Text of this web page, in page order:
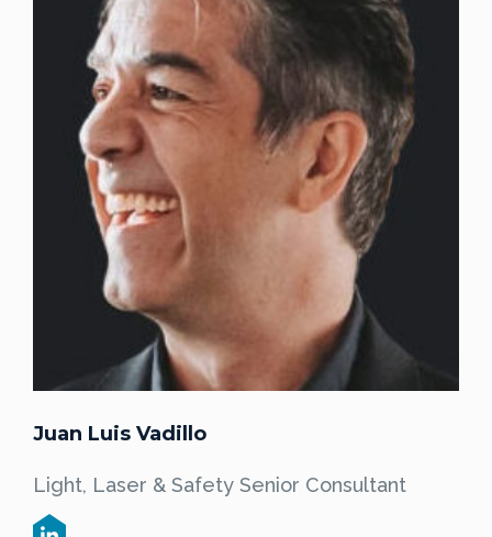
Juan Luis Vadillo
Light, Laser & Safety Senior Consultant